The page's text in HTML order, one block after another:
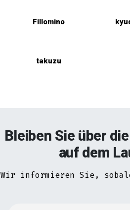
Fillomino
takuzu
Bleiben Sie über
auf dem
Wir informieren Sie,